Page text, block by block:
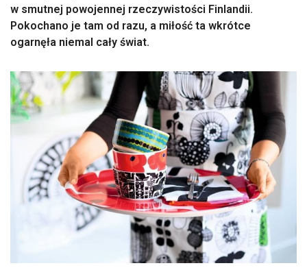
w smutnej powojennej rzeczywistości Finlandii.
Pokochano je tam od razu, a miłość ta wkrótce
ogarnęła niemal cały świat.